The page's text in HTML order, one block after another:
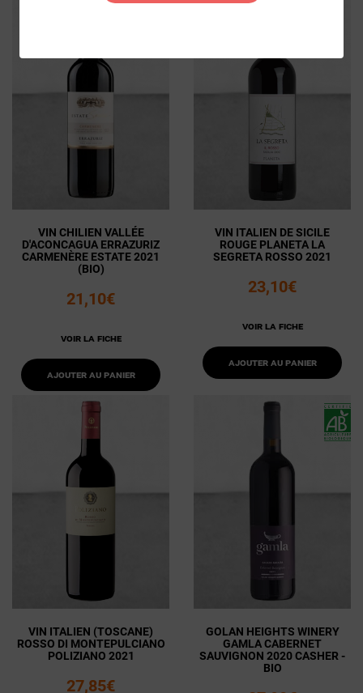
VIN CHILIEN VALLÉE
D'ACONCAGUA ERRAZURIZ
CARMENÈRE ESTATE 2021
(BIO)
21,10€
Voir la fiche
Ajouter au panier
VIN ITALIEN DE SICILE
ROUGE PLANETA LA
SEGRETA ROSSO 2021
23,10€
Voir la fiche
Ajouter au panier
VIN ITALIEN (TOSCANE)
ROSSO DI MONTEPULCIANO
POLIZIANO 2021
27,85€
GOLAN HEIGHTS WINERY
GAMLA CABERNET
SAUVIGNON 2020 CASHER -
BIO